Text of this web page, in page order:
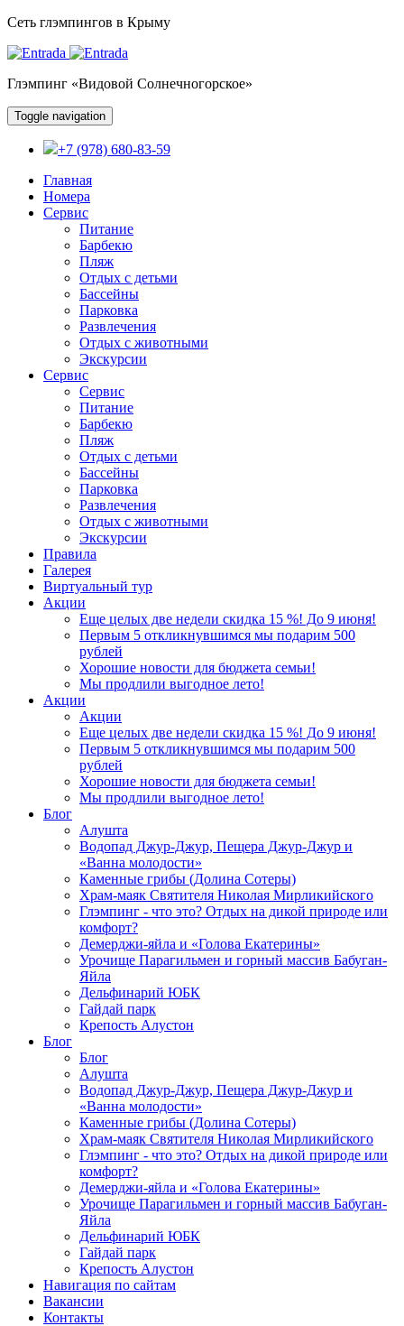
Сеть глэмпингов в Крыму
Глэмпинг «Видовой Солнечногорское»
Toggle navigation
+7 (978) 680-83-59
Главная
Номера
Сервис
Питание
Барбекю
Пляж
Отдых с детьми
Бассейны
Парковка
Развлечения
Отдых с животными
Экскурсии
Сервис
Сервис
Питание
Барбекю
Пляж
Отдых с детьми
Бассейны
Парковка
Развлечения
Отдых с животными
Экскурсии
Правила
Галерея
Виртуальный тур
Акции
Еще целых две недели скидка 15 %! До 9 июня!
Первым 5 откликнувшимся мы подарим 500
рублей
Хорошие новости для бюджета семьи!
Мы продлили выгодное лето!
Акции
Акции
Еще целых две недели скидка 15 %! До 9 июня!
Первым 5 откликнувшимся мы подарим 500
рублей
Хорошие новости для бюджета семьи!
Мы продлили выгодное лето!
Блог
Алушта
Водопад Джур-Джур, Пещера Джур-Джур и
«Ванна молодости»
Каменные грибы (Долина Сотеры)
Храм-маяк Святителя Николая Мирликийского
Глэмпинг - что это? Отдых на дикой природе или
комфорт?
Демерджи-яйла и «Голова Екатерины»
Урочище Парагильмен и горный массив Бабуган-
Яйла
Дельфинарий ЮБК
Гайдай парк
Крепость Алустон
Блог
Блог
Алушта
Водопад Джур-Джур, Пещера Джур-Джур и
«Ванна молодости»
Каменные грибы (Долина Сотеры)
Храм-маяк Святителя Николая Мирликийского
Глэмпинг - что это? Отдых на дикой природе или
комфорт?
Демерджи-яйла и «Голова Екатерины»
Урочище Парагильмен и горный массив Бабуган-
Яйла
Дельфинарий ЮБК
Гайдай парк
Крепость Алустон
Навигация по сайтам
Вакансии
Контакты